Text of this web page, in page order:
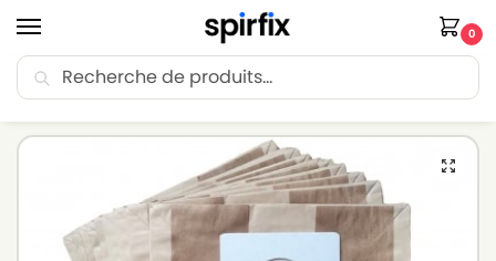
0
🚚 Livraison Point Relais offerte dès 30€ d’achat.